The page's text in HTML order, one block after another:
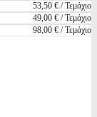
53,50 € / Τεμάχιο
49,00 € / Τεμάχιο
98,00 € / Τεμάχιο